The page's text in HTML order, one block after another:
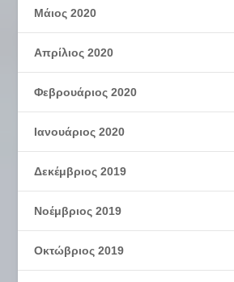
Μάιος 2020
Απρίλιος 2020
Φεβρουάριος 2020
Ιανουάριος 2020
Δεκέμβριος 2019
Νοέμβριος 2019
Οκτώβριος 2019